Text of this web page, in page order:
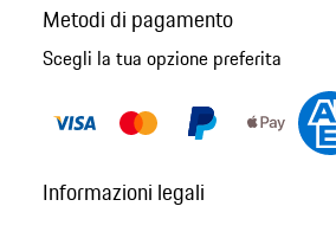
Metodi di pagamento
Scegli la tua opzione preferita
Informazioni legali